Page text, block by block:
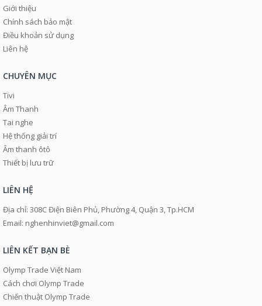
Giới thiệu
Chính sách bảo mật
Điều khoản sử dụng
Liên hệ
CHUYÊN MỤC
Tivi
Âm Thanh
Tai nghe
Hệ thống giải trí
Âm thanh ôtô
Thiết bị lưu trữ
LIÊN HỆ
Địa chỉ: 308C Điện Biên Phủ, Phường 4, Quận 3, Tp.HCM
Email: nghenhinviet@gmail.com
LIÊN KẾT BẠN BÈ
Olymp Trade Việt Nam
Cách chơi Olymp Trade
Chiến thuật Olymp Trade